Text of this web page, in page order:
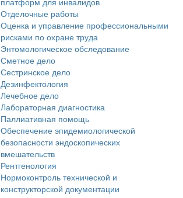
Отделочные работы
Оценка и управление профессиональными
рисками по охране труда
Энтомологическое обследование
Сметное дело
Сестринское дело
Дезинфектология
Лечебное дело
Лабораторная диагностика
Паллиативная помощь
Обеспечение эпидемиологической
безопасности эндоскопических
вмешательств
Рентгенология
Нормоконтроль технической и
конструкторской документации